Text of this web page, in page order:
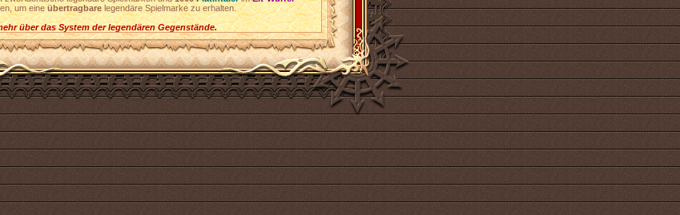
um eineübertragbarelegendäre Spielmarke zu erhalten.
über das System der legendären Gegenstände.